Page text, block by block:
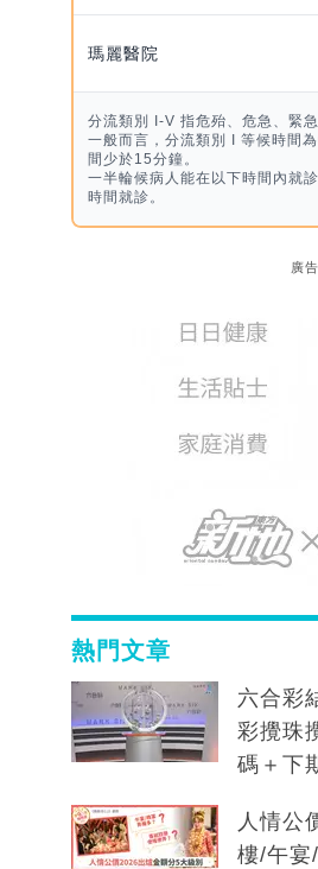
瑪麗醫院
分流類別 I-V 指危殆、危急、緊
一般而言，分流類別 I 等候時間
間少於15分鐘。
一半輪候病人能在以下時間內就
時間就診。
廣告
熱門文章
六合彩
彩攪珠
碼＋下
人情公
樓/午宴